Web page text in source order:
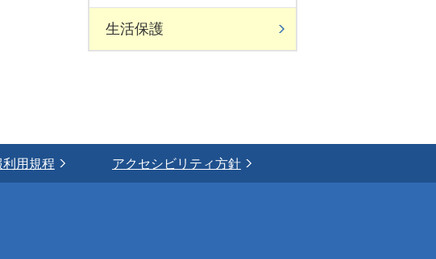
生活保護
用規程 アクセシビリティ方針